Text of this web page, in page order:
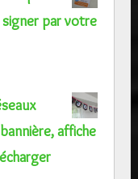
par votre
affiche